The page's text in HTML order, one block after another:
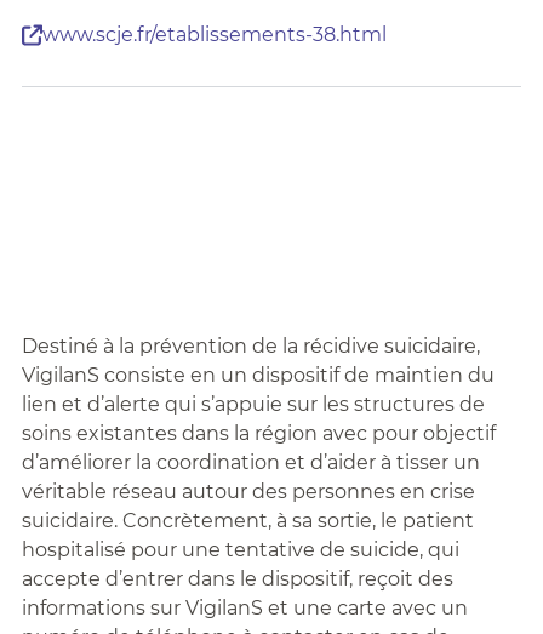
www.scje.fr/etablissements-38.html
Destiné à la prévention de la récidive suicidaire,
VigilanS consiste en un dispositif de maintien du
lien et d’alerte qui s’appuie sur les structures de
soins existantes dans la région avec pour objectif
d’améliorer la coordination et d’aider à tisser un
véritable réseau autour des personnes en crise
suicidaire. Concrètement, à sa sortie, le patient
hospitalisé pour une tentative de suicide, qui
accepte d’entrer dans le dispositif, reçoit des
informations sur VigilanS et une carte avec un